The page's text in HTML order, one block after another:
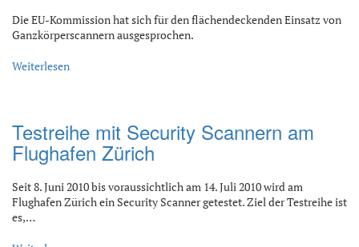
Die EU-Kommission hat sich für den flächendeckenden Einsatz von
Ganzkörperscannern ausgesprochen.
Weiterlesen
Testreihe mit Security Scannern am
Flughafen Zürich
Seit 8. Juni 2010 bis voraussichtlich am 14. Juli 2010 wird am
Flughafen Zürich ein Security Scanner getestet. Ziel der Testreihe ist
es,…